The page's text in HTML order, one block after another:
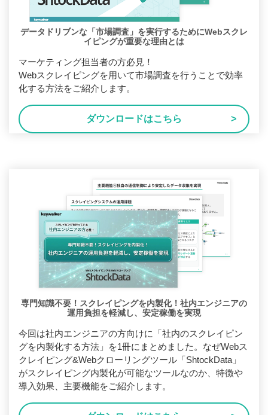
データドリブンな「市場調査」を実行するためにWebスクレ
イピングが重要な理由とは
マーケティング担当者の方必見！
Webスクレイピングを用いて市場調査を行うことで効率
化する方法をご紹介します。
ダウンロードはこちら
専門知識不要！スクレイピングを内製化！社内エンジニアの
運用負担を軽減し、安定稼働を実現
今回は社内エンジニアの方向けに「社内のスクレイピン
グを内製化する方法」を1冊にまとめました。なぜWebス
クレイピング&Webクローリングツール「ShtockData」
がスクレイピング内製化が可能なツールなのか、特徴や
導入効果、主要機能をご紹介します。